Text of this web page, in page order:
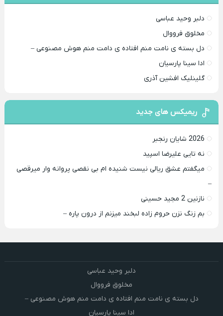
دلبر وحید عباسی
مخلوق فرووال
دل بسته ی نامت منم افتاده ی دامت منم هوش مصنوعی –
ادا سینا پارسیان
گلینلیک افشین آذری
ریمیکس های جدید
2026 شایان رنجبر
نه تایی علیرضا اسپید
میگفتم عشق ریالی نیست شنیده ام بی نقصی پروانه وار میرقصی
–
نازنین 2 مجید حسینی
بم زنگ نزن حروم زاده لبخند میزنم از درون پاره –
دلبر وحید عباسی
مخلوق فرووال
دل بسته ی نامت منم افتاده ی دامت منم هوش مصنوعی –
ادا سینا پارسیان